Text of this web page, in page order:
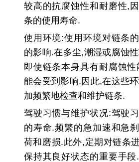
较高的抗腐蚀性和耐磨性,
条的使用寿命.
使用环境:使用环境对链条
的影响.在多尘,潮湿或腐蚀
即使链条本身具有耐腐蚀
能会受到影响.因此,在这些
加频繁地检查和维护链条.
驾驶习惯与维护状况:驾驶
的寿命.频繁的急加速和急
荷和磨损.此外,定期对链条
保持其良好状态的重要手